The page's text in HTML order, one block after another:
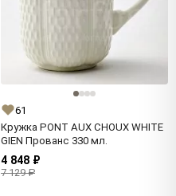
61
Кружка PONT AUX CHOUX WHITE
GIEN Прованс 330 мл.
4 848 ₽
7 129 ₽